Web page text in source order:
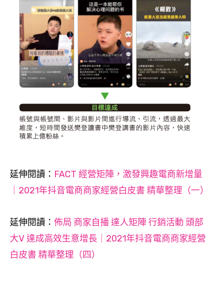
延伸閱讀 ： FACT 經營矩陣，激發興趣電商新增量
｜2021年抖音電商商家經營白皮書 精華整理（一）
延伸閱讀 ： 佈局 商家自播 達人矩陣 行銷活動 頭部
大V 達成高效生意增長｜2021年抖音電商商家經營
白皮書 精華整理（四）